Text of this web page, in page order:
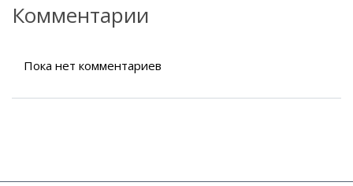
Комментарии
Пока нет комментариев